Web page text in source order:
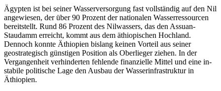
Ägypten ist bei seiner Wasserversorgung fast vollständig auf den Nil
angewiesen, der über 90 Prozent der nationalen Wasser­ressourcen
bereitstellt. Rund 86 Prozent des Nilwassers, das den Assuan-
Staudamm erreicht, kommt aus dem äthiopischen Hoch­land.
Dennoch konnte Äthiopien bis­lang keinen Vorteil aus seiner
geostrategisch günstigen Position als Oberlieger ziehen. In der
Vergangenheit verhinderten fehlende finanzielle Mittel und eine in­
stabile politische Lage den Ausbau der Wasserinfrastruktur in
Äthiopien.